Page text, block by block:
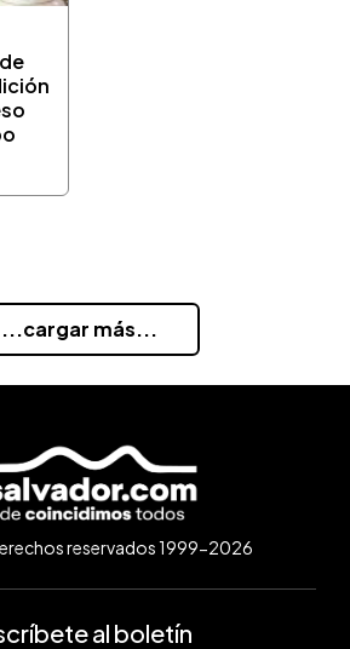
...cargar más...
reservados 1999-2026
al boletín